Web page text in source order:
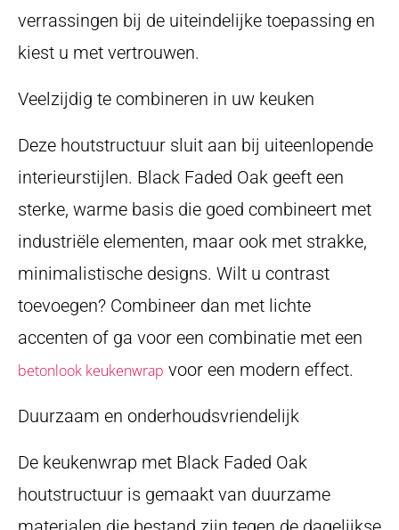
verrassingen bij de uiteindelijke toepassing en
kiest u met vertrouwen.
Veelzijdig te combineren in uw keuken
Deze houtstructuur sluit aan bij uiteenlopende
interieurstijlen. Black Faded Oak geeft een
sterke, warme basis die goed combineert met
industriële elementen, maar ook met strakke,
minimalistische designs. Wilt u contrast
toevoegen? Combineer dan met lichte
accenten of ga voor een combinatie met een
betonlook keukenwrap voor een modern effect.
Duurzaam en onderhoudsvriendelijk
De keukenwrap met Black Faded Oak
houtstructuur is gemaakt van duurzame